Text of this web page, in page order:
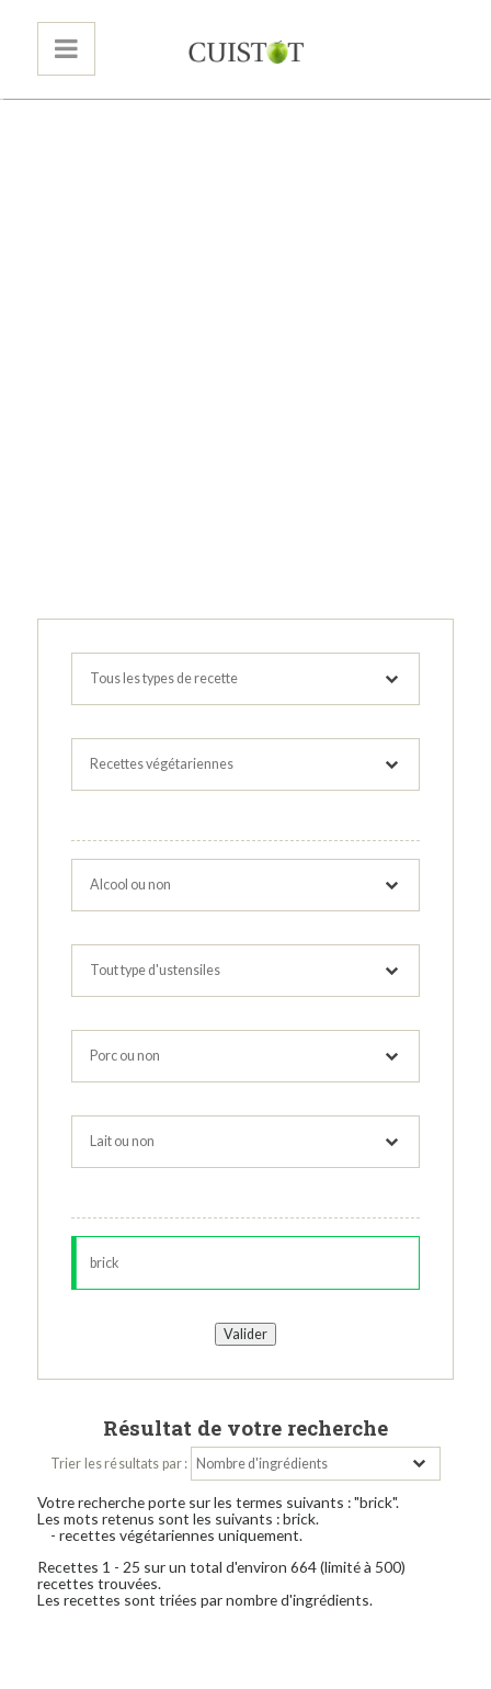
Résultat de votre recherche
Trier les résultats par :
Votre recherche porte sur les termes suivants : "brick".
Les mots retenus sont les suivants : brick.
- recettes végétariennes uniquement.
Recettes 1 - 25 sur un total d'environ 664 (limité à 500)
recettes trouvées.
Les recettes sont triées par nombre d'ingrédients.